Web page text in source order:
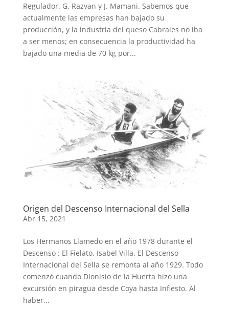
Regulador. G. Razvan y J. Mamani. Sabemos que
actualmente las empresas han bajado su
producción, y la industria del queso Cabrales no iba
a ser menos; en consecuencia la productividad ha
bajado una media de 70 kg por...
Origen del Descenso Internacional del Sella
Abr 15, 2021
Los Hermanos Llamedo en el año 1978 durante el
Descenso : El Fielato. Isabel Villa. El Descenso
Internacional del Sella se remonta al año 1929. Todo
comenzó cuando Dionisio de la Huerta hizo una
excursión en piragua desde Coya hasta Infiesto. Al
haber...